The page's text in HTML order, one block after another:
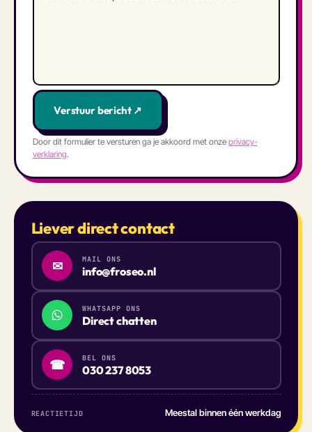
Verstuur bericht ↗
Door dit formulier te versturen ga je akkoord met onze privacy­
verklaring.
Liever direct contact
✉ MAIL ONS
info@froseo.nl
WHATSAPP ONS
Direct chatten
☎ BEL ONS
030 237 8053
REACTIETIJD Meestal binnen één werkdag